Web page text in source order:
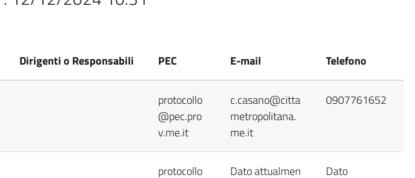
Dirigenti o Responsabili PEC E-mail Telefono
protocollo
@pec.pro
v.me.it
c.casano@citta
metropolitana.
me.it
0907761652
protocollo
Dato attualmen
Dato